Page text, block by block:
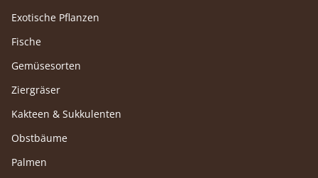
Exotische Pflanzen
Fische
Gemüsesorten
Ziergräser
Kakteen & Sukkulenten
Obstbäume
Palmen